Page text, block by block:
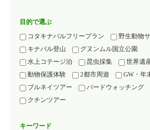
目的で選ぶ
コタキナバルフリープラン
野生動物
キナバル登山
グヌンムル国立公園
水上コテージ泊
昆虫採集
世界遺
動物保護体験
2都市周遊
GW・年
ブルネイツアー
バードウォッチング
クチンツアー
キーワード